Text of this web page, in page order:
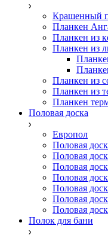
Крашенный
Планкен
Планкен из
Планкен из
Планкен из
Планкен из
Планкен
Половая доска
Европол
Половая
Половая
Половая
Половая
Половая
Половая
Половая
Полок для бани